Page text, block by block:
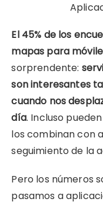
El 45% de los
mapas para
sorprendente:
son interesantes
cuando nos
día. Incluso
los combinan con
seguimiento de la
Pero los números
pasamos a